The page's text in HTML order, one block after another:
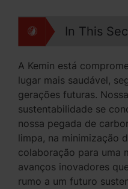
In This
A Kemin está
lugar mais saudável,
gerações futuras.
sustentabilidade se
nossa pegada de
limpa, na minimização
colaboração para uma
avanços inovadores
rumo a um futuro